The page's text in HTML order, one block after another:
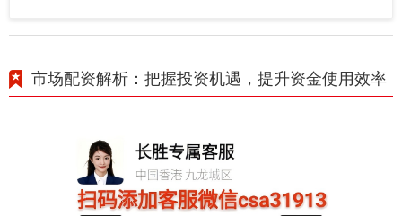
市场配资解析：把握投资机遇，提升资金使用效率